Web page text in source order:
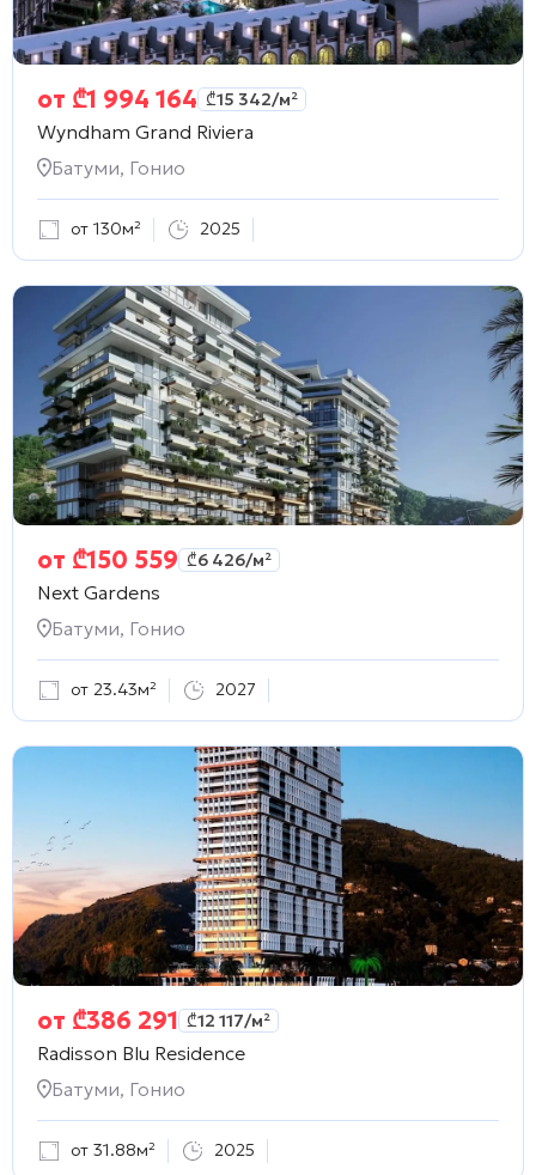
от ₾1 994 164 ₾15 342/м²
Wyndham Grand Riviera
Батуми, Гонио
от 130м² 2025
от ₾150 559 ₾6 426/м²
Next Gardens
Батуми, Гонио
от 23.43м² 2027
от ₾386 291 ₾12 117/м²
Radisson Blu Residence
Батуми, Гонио
от 31.88м² 2025